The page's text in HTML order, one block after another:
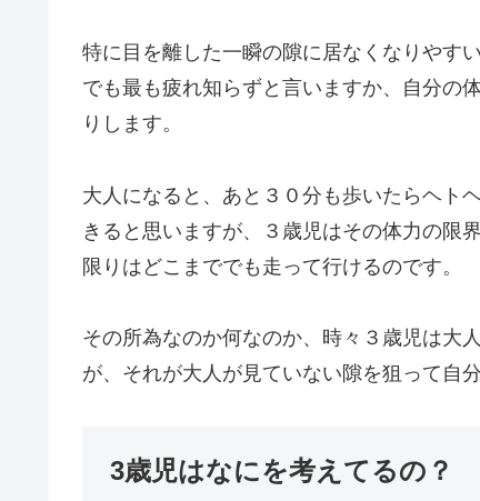
特に目を離した一瞬の隙に居なくなりやす
でも最も疲れ知らずと言いますか、自分の
りします。
大人になると、あと３０分も歩いたらヘト
きると思いますが、３歳児はその体力の限
限りはどこまででも走って行けるのです。
その所為なのか何なのか、時々３歳児は大
が、それが大人が見ていない隙を狙って自
3歳児はなにを考えてるの？